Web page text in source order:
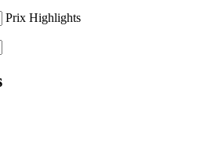
Prix Highlights